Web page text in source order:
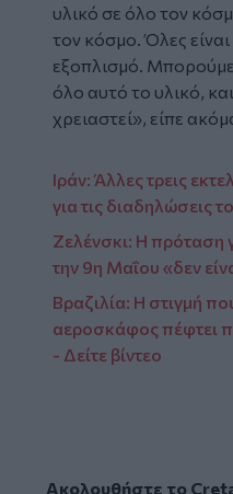
υλικό σε όλο τον
τον κόσμο. Όλες
εξοπλισμό.
όλο αυτό το υλικό,
χρειαστεί», είπε
Ιράν: Άλλες τρεις
για τις διαδηλώσεις
Ζελένσκι: Η πρόταση
την 9η Μαΐου «δεν
Βραζιλία: Η στιγμή
αεροσκάφος πέφτει
- Δείτε βίντεο
Ακολουθήστε το